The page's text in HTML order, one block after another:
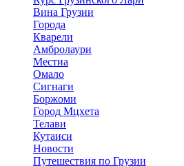
Вина Грузии
Города
Кварели
Амбролаури
Местиа
Омало
Сигнаги
Боржоми
Город Мцхета
Телави
Кутаиси
Новости
Путешествия по Грузии